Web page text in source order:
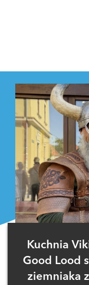
Kuchnia
Good Lood
ziemniaka